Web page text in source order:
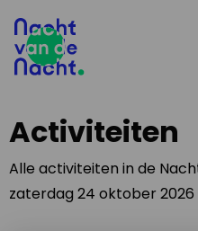
Activiteiten
Alle activiteiten in de
zaterdag 24 oktober 2026